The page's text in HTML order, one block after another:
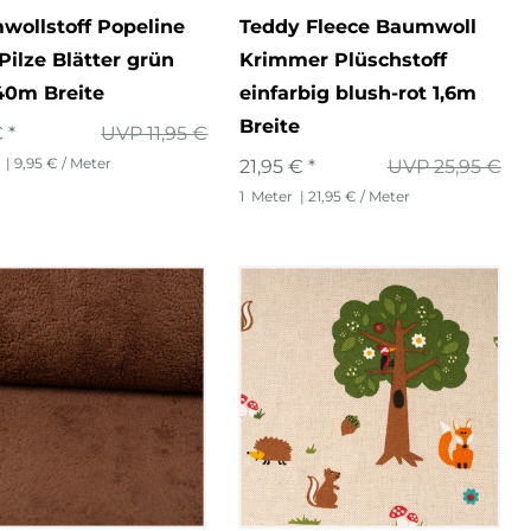
Popeline
Blätter grün
Breite
UVP 11,95 €
*
| 9,95 € / Meter
Teddy Fleece Baumwoll
Krimmer Plüschstoff
einfarbig blush-rot 1,6m
Breite
UVP 25,95 €
21,95 € *
1 Meter | 21,95 € / Meter